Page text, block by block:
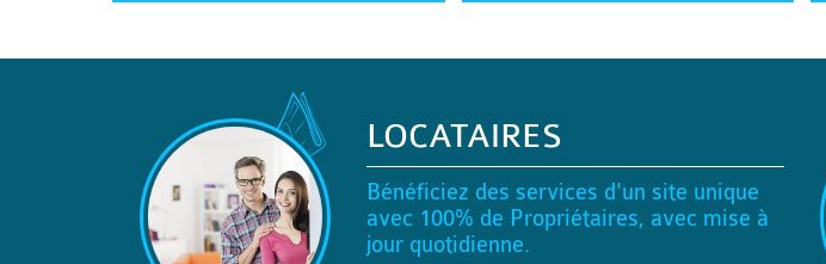
LOCATAIRES
Bénéficiez des services d'un site unique
avec 100% de Propriétaires, avec mise à
jour quotidienne.